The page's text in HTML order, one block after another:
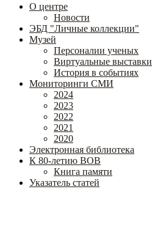
О центре
Новости
ЭБД "Личные коллекции"
Музей
Персоналии ученых
Виртуальные выставки
История в событиях
Мониторинги СМИ
2024
2023
2022
2021
2020
Электронная библиотека
К 80-летию ВОВ
Книга памяти
Указатель статей